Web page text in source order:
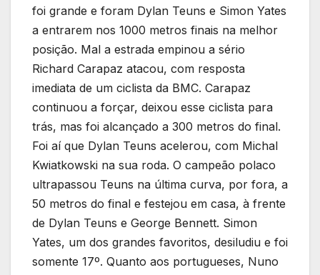
foi grande e foram Dylan Teuns e Simon Yates
a entrarem nos 1000 metros finais na melhor
posição. Mal a estrada empinou a sério
Richard Carapaz atacou, com resposta
imediata de um ciclista da BMC. Carapaz
continuou a forçar, deixou esse ciclista para
trás, mas foi alcançado a 300 metros do final.
Foi aí que Dylan Teuns acelerou, com Michal
Kwiatkowski na sua roda. O campeão polaco
ultrapassou Teuns na última curva, por fora, a
50 metros do final e festejou em casa, à frente
de Dylan Teuns e George Bennett. Simon
Yates, um dos grandes favoritos, desiludiu e foi
somente 17º. Quanto aos portugueses, Nuno